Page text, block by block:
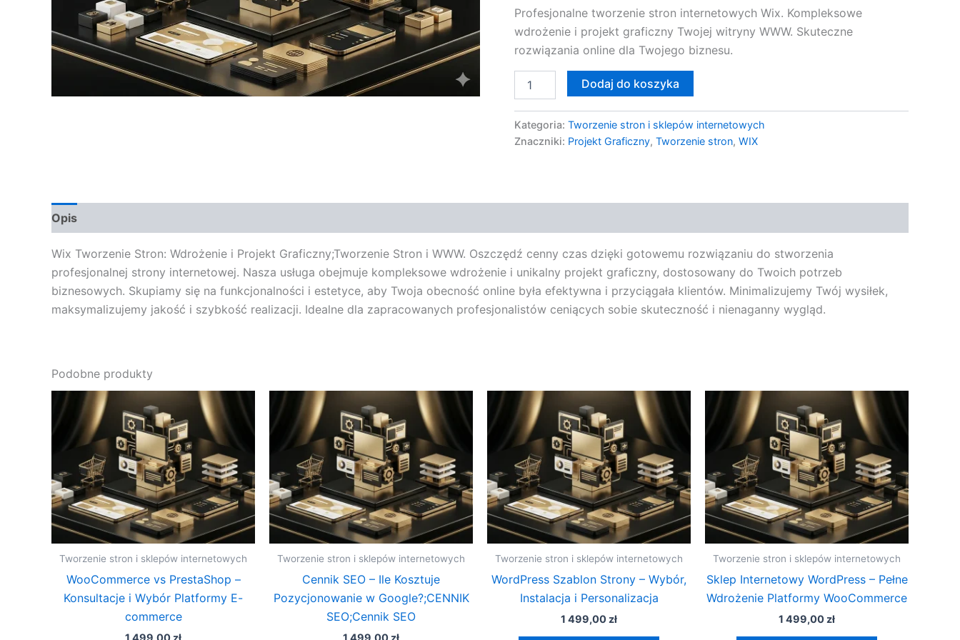
Profesjonalne tworzenie stron internetowych Wix. Kompleksowe
wdrożenie i projekt graficzny Twojej witryny WWW. Skuteczne
rozwiązania online dla Twojego biznesu.
WWW
Dodaj do koszyka
Kategoria: Tworzenie stron i sklepów internetowych
Znaczniki: Projekt Graficzny, Tworzenie stron, WIX
Opis
Wix Tworzenie Stron: Wdrożenie i Projekt Graficzny;Tworzenie Stron i WWW. Oszczędź cenny czas dzięki gotowemu rozwiązaniu do stworzenia
profesjonalnej strony internetowej. Nasza usługa obejmuje kompleksowe wdrożenie i unikalny projekt graficzny, dostosowany do Twoich potrzeb
biznesowych. Skupiamy się na funkcjonalności i estetyce, aby Twoja obecność online była efektywna i przyciągała klientów. Minimalizujemy Twój wysiłek,
maksymalizujemy jakość i szybkość realizacji. Idealne dla zapracowanych profesjonalistów ceniących sobie skuteczność i nienaganny wygląd.
Podobne produkty
Tworzenie stron i sklepów internetowych
WooCommerce vs PrestaShop –
Konsultacje i Wybór Platformy E-
commerce
1 499,00 zł
Tworzenie stron i sklepów internetowych
Cennik SEO – Ile Kosztuje
Pozycjonowanie w Google?;CENNIK
SEO;Cennik SEO
1 499,00 zł
Tworzenie stron i sklepów internetowych
WordPress Szablon Strony – Wybór,
Instalacja i Personalizacja
1 499,00 zł
Tworzenie stron i sklepów internetowych
Sklep Internetowy WordPress – Pełne
Wdrożenie Platformy WooCommerce
1 499,00 zł